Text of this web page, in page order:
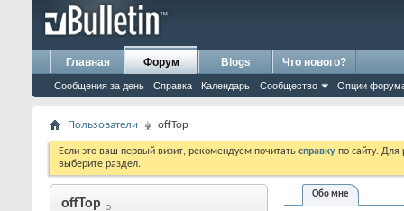
Главная Форум
Сообщения за день Справка Календарь Сообщество Опции
Blogs Что нового?
Пользователи offTop
Если это ваш первый визит, рекомендуем почитать справку по сайту.
выберите раздел.
offTop
Обо мне